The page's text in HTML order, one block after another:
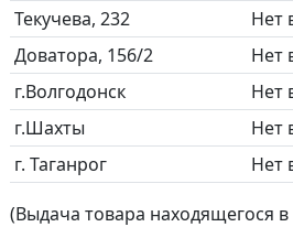
Текучева, 232
Нет
Доватора, 156/2
Нет
г.Волгодонск
Нет
г.Шахты
Нет
г. Таганрог
Нет
(Выдача товара находящегося в